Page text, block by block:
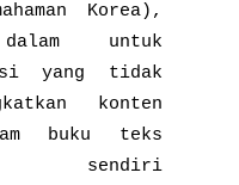
Korea),
untuk
yang tidak
konten
buku teks
sendiri